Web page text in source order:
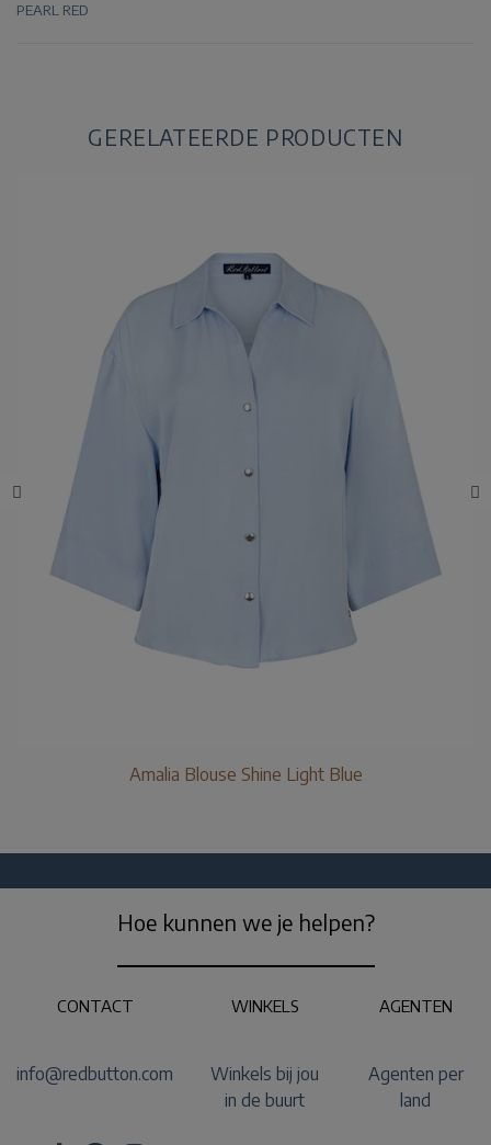
PEARL RED
GERELATEERDE PRODUCTEN
Amalia Blouse Shine Light Blue
Hoe kunnen we je helpen?
CONTACT
info@redbutton.com
WINKELS
Winkels bij jou
in de buurt
AGENTEN
Agenten per
land